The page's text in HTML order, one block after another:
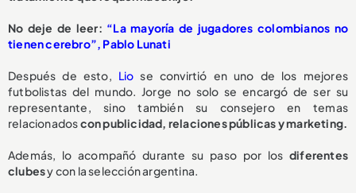
No deje de leer: “La mayoría de jugadores colombianos no
tienen cerebro”, Pablo Lunati
Después de esto, Lio se convirtió en uno de los mejores
futbolistas del mundo. Jorge no solo se encargó de ser su
representante, sino también su consejero en temas
relacionadoscon publicidad, relaciones públicas y marketing.
Además, lo acompañó durante su paso por los diferentes
clubesy con la selección argentina.